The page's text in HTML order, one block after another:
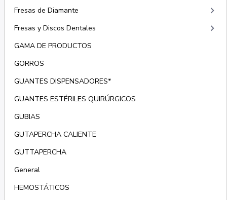
Fresas de Diamante keyboard_arrow_right
Fresas y Discos Dentales keyboard_arrow_right
GAMA DE PRODUCTOS
GORROS
GUANTES DISPENSADORES*
GUANTES ESTÉRILES QUIRÚRGICOS
GUBIAS
GUTAPERCHA CALIENTE
GUTTAPERCHA
General
HEMOSTÁTICOS